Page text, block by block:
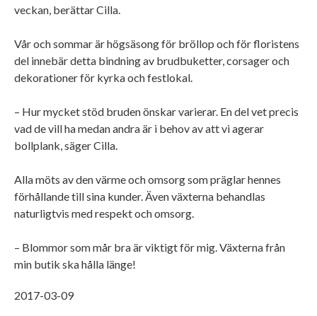
veckan, berättar Cilla.
Vår och sommar är högsäsong för bröllop och för floristens
del innebär detta bindning av brudbuketter, corsager och
dekorationer för kyrka och festlokal.
– Hur mycket stöd bruden önskar varierar. En del vet precis
vad de vill ha medan andra är i behov av att vi agerar
bollplank, säger Cilla.
Alla möts av den värme och omsorg som präglar hennes
förhållande till sina kunder. Även växterna behandlas
naturligtvis med respekt och omsorg.
– Blommor som mår bra är viktigt för mig. Växterna från
min butik ska hålla länge!
2017-03-09